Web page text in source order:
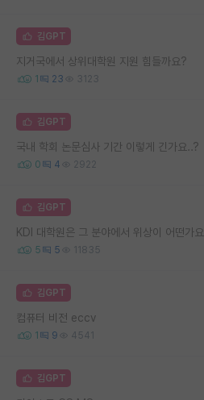
김GPT
지거국에서 상위대학원 지원 힘들까요?
1 23 3123
김GPT
국내 학회 논문심사 기간 이렇게 긴가요..?
0 4 2922
김GPT
KDI 대학원은 그 분야에서 위상이 어떤가요
5 5 11835
김GPT
컴퓨터 비전 eccv
1 9 4541
김GPT